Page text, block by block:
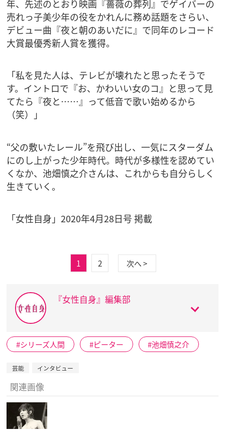
年、先述のとおり映画『薔薇の葬列』でゲイバーの
売れっ子美少年の役をかれんに務め話題をさらい、
デビュー曲『夜と朝のあいだに』で同年のレコード
大賞最優秀新人賞を獲得。
「私を見た人は、テレビが壊れたと思ったそうで
す。イントロで『お、かわいい女のコ』と思って見
てたら『夜と……』って低音で歌い始めるから
（笑）」
“父の敷いたレール”を飛び出し、一気にスターダム
にのし上がった少年時代。時代が多様性を認めてい
くなか、池畑慎之介さんは、これからも自分らしく
生きていく。
「女性自身」2020年4月28日号 掲載
1 2 次へ >
『女性自身』編集部
シリーズ人間 ピーター 池畑慎之介
芸能 インタビュー
関連画像